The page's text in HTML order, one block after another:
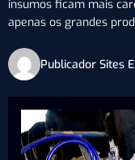
insumos ficam mais
apenas os grandes
Publicador Sites